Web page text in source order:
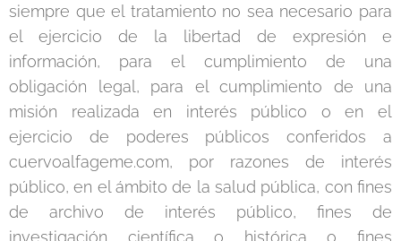
siempre que el tratamiento no sea necesario para
el ejercicio de la libertad de expresión e
información, para el cumplimiento de una
obligación legal, para el cumplimiento de una
misión realizada en interés público o en el
ejercicio de poderes públicos conferidos a
cuervoalfageme.com, por razones de interés
público, en el ámbito de la salud pública, con fines
de archivo de interés público, fines de
investigación científica o histórica o fines